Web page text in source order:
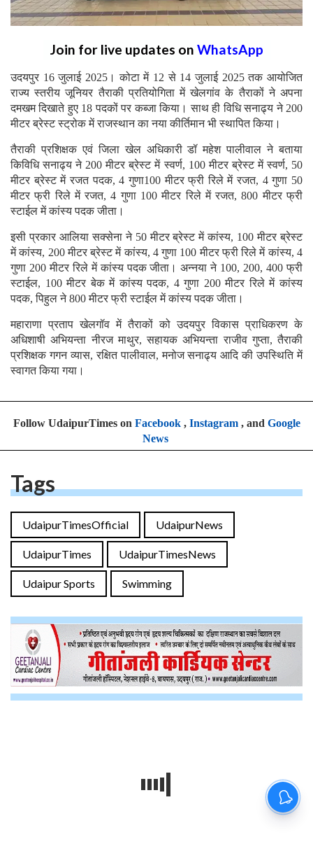
Join for live updates on WhatsApp
उदयपुर 16 जुलाई 2025। कोटा में 12 से 14 जुलाई 2025 तक आयोजित
राज्य स्तरीय जूनियर तैराकी प्रतियोगिता में खेलगांव के तैराकों ने अपना
दमखम दिखाते हुए 18 पदकों पर कब्जा किया। साथ ही विधि सनाढ्य ने 200
मीटर ब्रेस्ट स्ट्रोक में राजस्थान का नया कीर्तिमान भी स्थापित किया।
तैराकी प्रशिक्षक एवं जिला खेल अधिकारी डॉ महेश पालीवाल ने बताया
किविधि सनाढ्य ने 200 मीटर ब्रेस्ट में स्वर्ण, 100 मीटर ब्रेस्ट में स्वर्ण, 50
मीटर ब्रेस्ट में रजत पदक, 4 गुणा100 मीटर फ्री रिले में रजत, 4 गुणा 50
मीटर फ्री रिले में रजत, 4 गुणा 100 मीटर रिले में रजत, 800 मीटर फ्री
स्टाईल में कांस्य पदक जीता।
इसी प्रकार आलिया सक्सेना ने 50 मीटर ब्रेस्ट में कांस्य, 100 मीटर ब्रेस्ट
में कांस्य, 200 मीटर ब्रेस्ट में कांस्य, 4 गुणा 100 मीटर फ्री रिले में कांस्य, 4
गुणा 200 मीटर रिले में कांस्य पदक जीता। अन्नया ने 100, 200, 400 फ्री
स्टाईल, 100 मीटर बेक में कांस्य पदक, 4 गुणा 200 मीटर रिले में कांस्य
पदक, पिहुल ने 800 मीटर फ्री स्टाईल में कांस्य पदक जीता।
महाराणा प्रताप खेलगॉव में तैराकों को उदयपुर विकास प्राधिकरण के
अधिशाषी अभियन्ता नीरज माथुर, सहायक अभियन्ता राजीव गुप्ता, तैराकी
प्रशिक्षक गगन व्यास, रक्षित पालीवाल, मनोज सनाढ्य आदि की उपस्थिति में
स्वागत किया गया।
Follow UdaipurTimes on Facebook, Instagram, and Google
News
Tags
UdaipurTimesOfficial UdaipurNews
UdaipurTimes UdaipurTimesNews
Udaipur Sports Swimming